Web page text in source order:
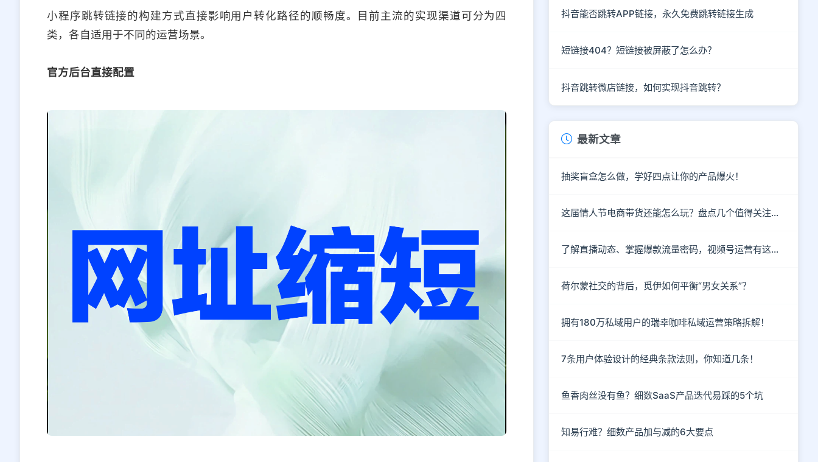
小程序跳转链接的构建方式直接影响用户转化路径的顺畅度。目前主流的实现渠道可分为四
类，各自适用于不同的运营场景。
官方后台直接配置
抖音能否跳转APP链接，永久免费跳转链接生成
短链接404？短链接被屏蔽了怎么办？
抖音跳转微店链接，如何实现抖音跳转？
最新文章
抽奖盲盒怎么做，学好四点让你的产品爆火！
这届情人节电商带货还能怎么玩？盘点几个值得关注的新趋势
了解直播动态、掌握爆款流量密码，视频号运营有这个就够了！
荷尔蒙社交的背后，觅伊如何平衡“男女关系”？
拥有180万私域用户的瑞幸咖啡私域运营策略拆解！
7条用户体验设计的经典条款法则，你知道几条！
鱼香肉丝没有鱼？细数SaaS产品迭代易踩的5个坑
知易行难？细数产品加与减的6大要点